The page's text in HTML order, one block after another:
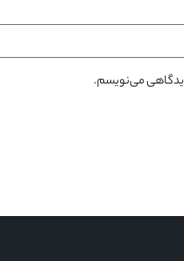
دیدگاهی می‌نویسم.